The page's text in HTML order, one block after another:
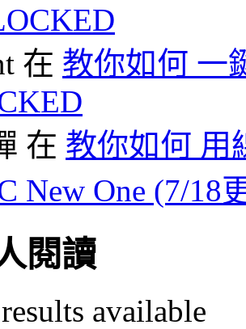
在 教你如何 一
在 教你如何 用
New One (7/18
閱讀
available